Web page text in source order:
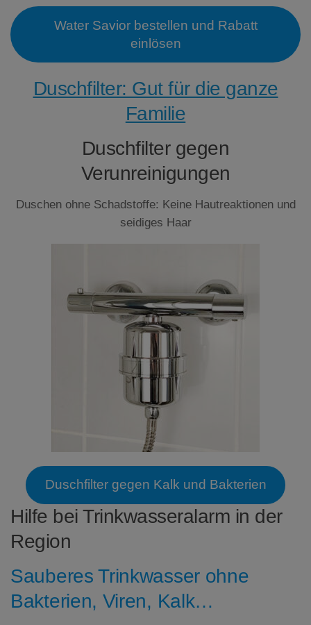
Water Savior bestellen und Rabatt
einlösen
Duschfilter: Gut für die ganze
Familie
Duschfilter gegen
Verunreinigungen
Duschen ohne Schadstoffe: Keine Hautreaktionen und
seidiges Haar
Duschfilter gegen Kalk und Bakterien
Hilfe bei Trinkwasseralarm in der
Region
Sauberes Trinkwasser ohne
Bakterien, Viren, Kalk…